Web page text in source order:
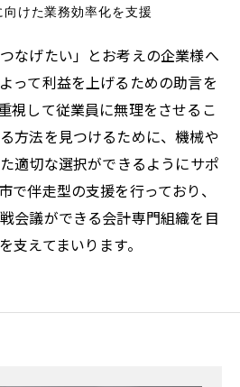
けた業務効率化を支援
なげたい」とお考えの企業様へ
って利益を上げるための助言を
視して従業員に無理をさせるこ
方法を見つけるために、機械や
適切な選択ができるようにサポ
で伴走型の支援を行っており、
会議ができる会計専門組織を目
支えてまいります。